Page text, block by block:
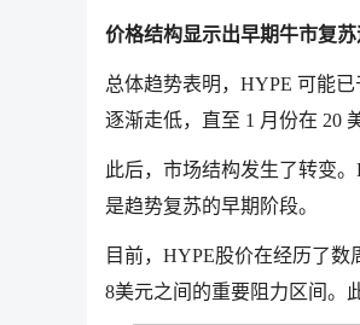
价格结构显示出早期牛市复苏
总体趋势表明，HYPE 可能
逐渐走低，直至 1 月份在 20
此后，市场结构发生了转变
是趋势复苏的早期阶段。
目前，HYPE股价在经历了
8美元之间的重要阻力区间。